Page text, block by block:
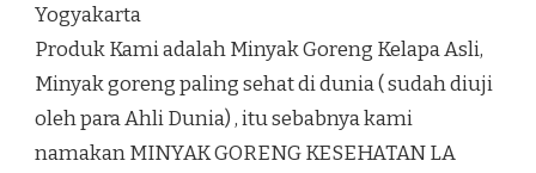
Yogyakarta
Produk Kami adalah Minyak Goreng Kelapa Asli,
Minyak goreng paling sehat di dunia ( sudah diuji
oleh para Ahli Dunia) , itu sebabnya kami
namakan MINYAK GORENG KESEHATAN LA